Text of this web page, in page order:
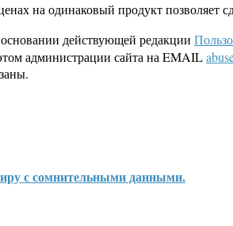
на одинаковый продукт позволяет
действующей редакции
администрации сайта на EMAIL
с сомнительными данными.